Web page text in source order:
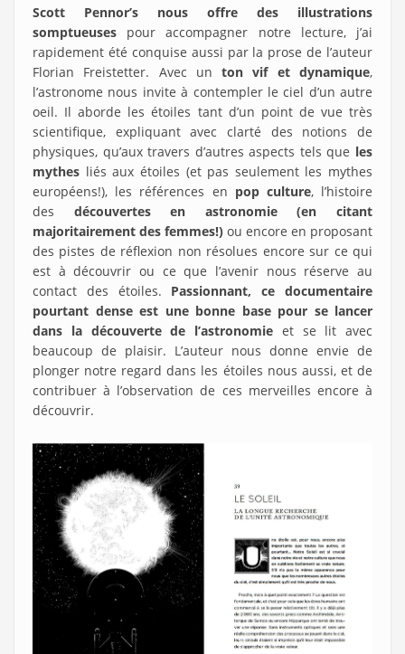
Scott Pennor’s nous offre des illustrations
somptueuses pour accompagner notre lecture, j’ai
rapidement été conquise aussi par la prose de l’auteur
Florian Freistetter. Avec un ton vif et dynamique,
l’astronome nous invite à contempler le ciel d’un autre
oeil. Il aborde les étoiles tant d’un point de vue très
scientifique, expliquant avec clarté des notions de
physiques, qu’aux travers d’autres aspects tels que les
mythes liés aux étoiles (et pas seulement les mythes
européens!), les références en pop culture, l’histoire
des découvertes en astronomie (en citant
majoritairement des femmes!) ou encore en proposant
des pistes de réflexion non résolues encore sur ce qui
est à découvrir ou ce que l’avenir nous réserve au
contact des étoiles. Passionnant, ce documentaire
pourtant dense est une bonne base pour se lancer
dans la découverte de l’astronomie et se lit avec
beaucoup de plaisir. L’auteur nous donne envie de
plonger notre regard dans les étoiles nous aussi, et de
contribuer à l’observation de ces merveilles encore à
découvrir.